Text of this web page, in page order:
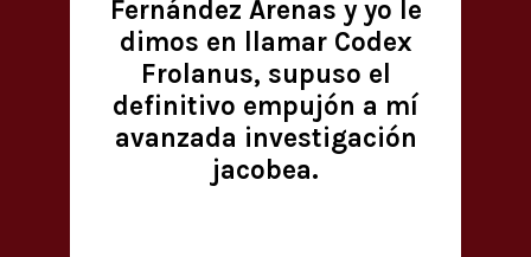
Fernández Arenas y yo le
dimos en llamar Codex
Frolanus, supuso el
definitivo empujón a mí
avanzada investigación
jacobea.